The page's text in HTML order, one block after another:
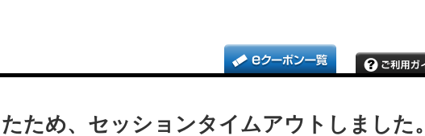
ため、セッションタイムアウトしました。